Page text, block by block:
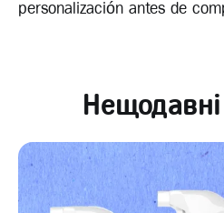
personalización antes de